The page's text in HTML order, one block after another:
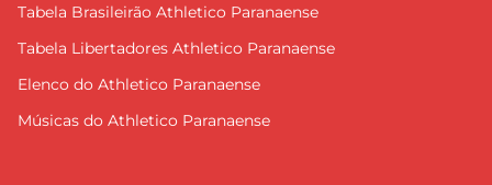
Tabela Brasileirão Athletico Paranaense
Tabela Libertadores Athletico Paranaense
Elenco do Athletico Paranaense
Músicas do Athletico Paranaense